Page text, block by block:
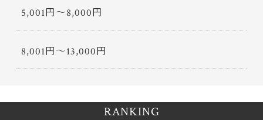
5,001円〜8,000円
8,001円〜13,000円
RANKING